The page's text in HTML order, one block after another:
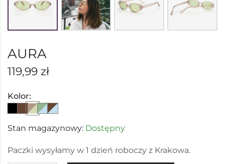
AURA
119,99 zł
Kolor:
Stan magazynowy: Dostępny
Paczki wysyłamy w 1 dzień roboczy z Krakowa.